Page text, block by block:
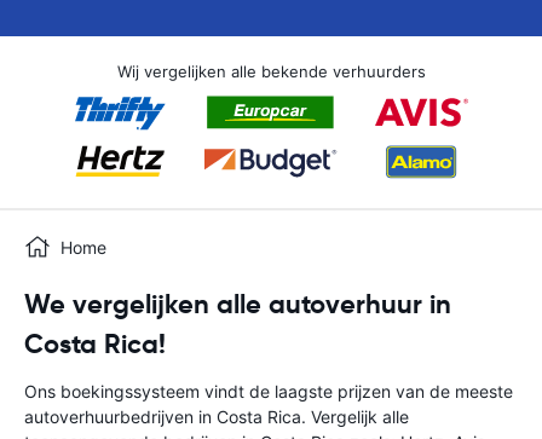
Wij vergelijken alle bekende verhuurders
Home
We vergelijken alle autoverhuur in
Costa Rica!
Ons boekingssysteem vindt de laagste prijzen van de meeste
autoverhuurbedrijven in Costa Rica. Vergelijk alle